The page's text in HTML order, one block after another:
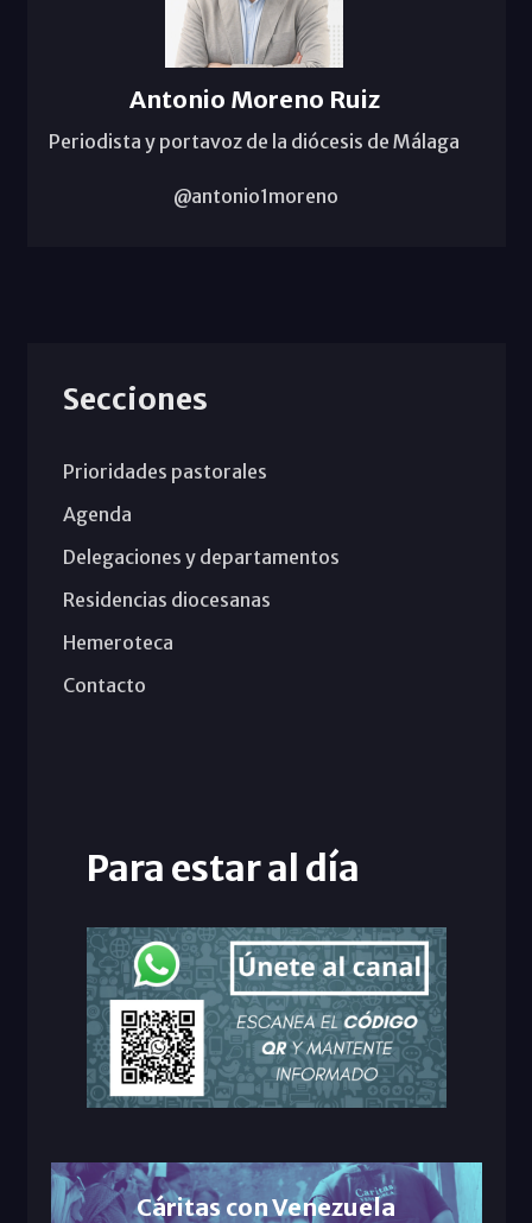
Antonio Moreno Ruiz
Periodista y portavoz de la diócesis de Málaga
@antonio1moreno
Secciones
Prioridades pastorales
Agenda
Delegaciones y departamentos
Residencias diocesanas
Hemeroteca
Contacto
Para estar al día
Cáritas con Venezuela